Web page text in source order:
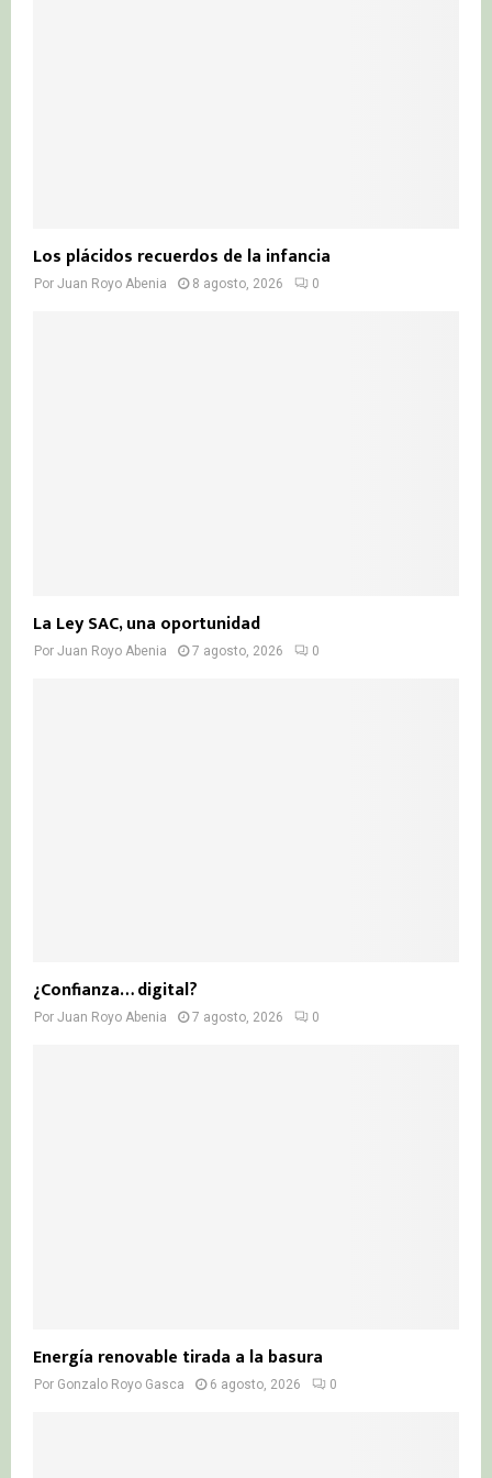
Los plácidos recuerdos de la infancia
Por Juan Royo Abenia 8 agosto, 2026 0
La Ley SAC, una oportunidad
Por Juan Royo Abenia 7 agosto, 2026 0
¿Confianza… digital?
Por Juan Royo Abenia 7 agosto, 2026 0
Energía renovable tirada a la basura
Por Gonzalo Royo Gasca 6 agosto, 2026 0